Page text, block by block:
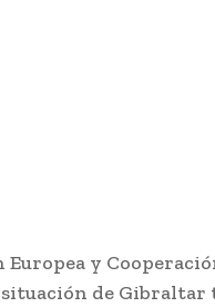
y
de